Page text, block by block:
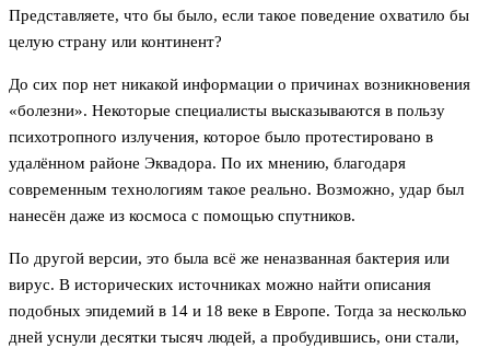
Представляете, что бы было, если такое поведение охватило бы
целую страну или континент?
До сих пор нет никакой информации о причинах возникновения
«болезни». Некоторые специалисты высказываются в пользу
психотропного излучения, которое было протестировано в
удалённом районе Эквадора. По их мнению, благодаря
современным технологиям такое реально. Возможно, удар был
нанесён даже из космоса с помощью спутников.
По другой версии, это была всё же неназванная бактерия или
вирус. В исторических источниках можно найти описания
подобных эпидемий в 14 и 18 веке в Европе. Тогда за несколько
дней уснули десятки тысяч людей, а пробудившись, они стали,